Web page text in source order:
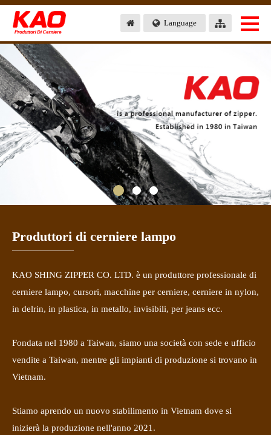
Language
Produttori di cerniere lampo
KAO SHING ZIPPER CO. LTD. è un produttore professionale di
cerniere lampo, cursori, macchine per cerniere, cerniere in nylon,
in delrin, in plastica, in metallo, invisibili, per jeans ecc.
Fondata nel 1980 a Taiwan, siamo una società con sede e ufficio
vendite a Taiwan, mentre gli impianti di produzione si trovano in
Vietnam.
Stiamo aprendo un nuovo stabilimento in Vietnam dove si
inizierà la produzione nell'anno 2021.